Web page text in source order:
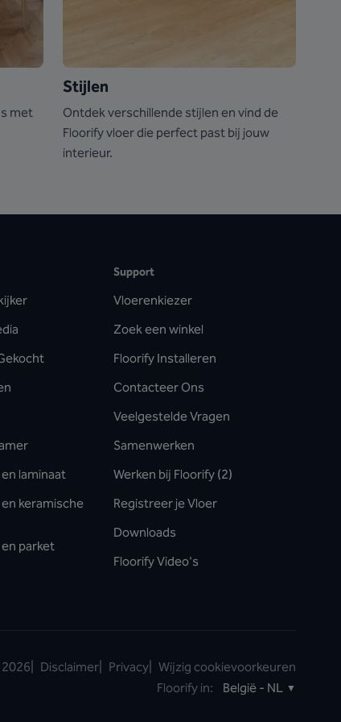
met
Stijlen
Ontdek verschillende stijlen en vind de
Floorify vloer die perfect past bij jouw
interieur.
laminaat
keramische
parket
Support
Vloerenkiezer
Zoek een winkel
Floorify Installeren
Contacteer Ons
Veelgestelde Vragen
Samenwerken
Werken bij Floorify (2)
Registreer je Vloer
Downloads
Floorify Video's
2026 Disclaimer Privacy
Wijzig cookievoorkeuren
Floorify in:
België - NL ▼